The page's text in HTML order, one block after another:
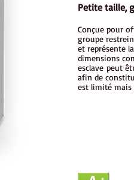
Petite taille,
Conçue pour
groupe
et représente
dimensions
esclave peut
afin de
est limité mais